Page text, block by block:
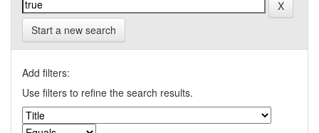
Start a new search
Add filters:
Use filters to refine the search results.